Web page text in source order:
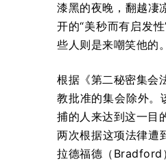
漆黑的夜晚，翻越凄
开的“美秒而有启发
些人则是来嘲笑他的
根据《第二秘密集会
教批准的集会除外。
捕的人来达到这一
两次根据这项法律遭
拉德福德（Bradford